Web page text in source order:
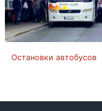
Остановки автобусов